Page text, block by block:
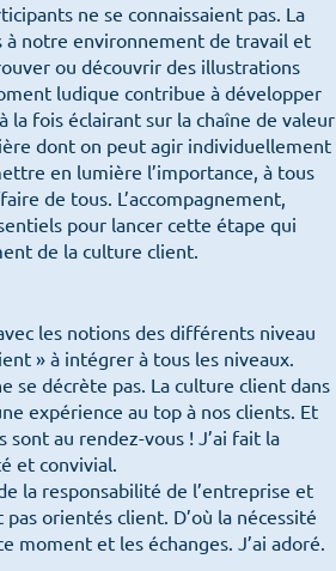
Les équipes
attitudes Les process
ne se connaissaient pas. La
à notre environnement de travail et
ou découvrir des illustrations
ludique contribue à développer
la fois éclairant sur la chaîne de valeur
dont on peut agir individuellement
en lumière l’importance, à tous
de tous. L’accompagnement,
pour lancer cette étape qui
de la culture client.
les notions des différents niveau
» à intégrer à tous les niveaux.
se décrète pas. La culture client dans
expérience au top à nos clients. Et
au rendez-vous ! J’ai fait la
et convivial.
la responsabilité de l’entreprise et
orientés client. D’où la nécessité
moment et les échanges. J’ai adoré.